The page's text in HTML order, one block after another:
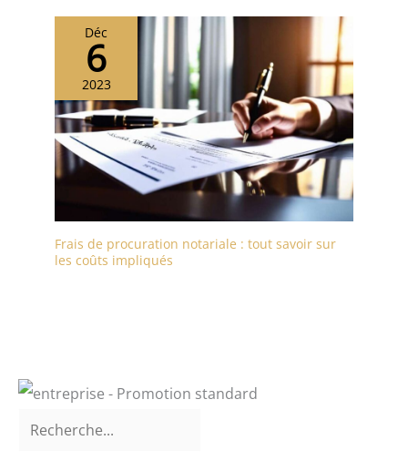
Déc
6
2023
Frais de procuration notariale : tout savoir sur
les coûts impliqués